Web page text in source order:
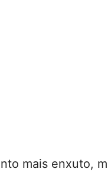
mais enxuto,